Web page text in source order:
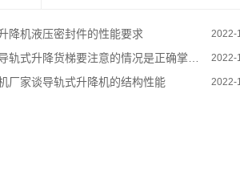
升降机液压密封件的性能要求 2022-
式升降货梯要注意的情况是正确掌握自己的频率 2022-
厂家谈导轨式升降机的结构性能 2022-